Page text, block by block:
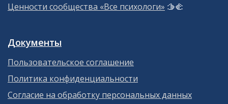
Ценности сообщества «Все психологи» 🫱‍🫲
Документы
Пользовательское соглашение
Политика конфиденциальности
Согласие на обработку персональных данных